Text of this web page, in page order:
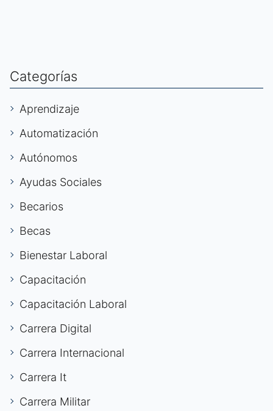
Categorías
Aprendizaje
Automatización
Autónomos
Ayudas Sociales
Becarios
Becas
Bienestar Laboral
Capacitación
Capacitación Laboral
Carrera Digital
Carrera Internacional
Carrera It
Carrera Militar